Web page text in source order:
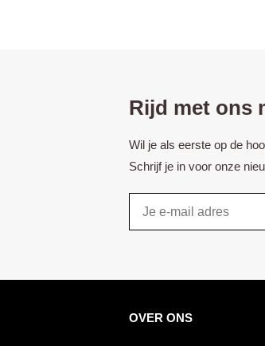
Rijd met ons
Wil je als eerste op de
Schrijf je in voor onze
OVER ONS